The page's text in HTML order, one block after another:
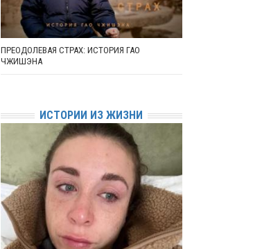
ПРЕОДОЛЕВАЯ СТРАХ: ИСТОРИЯ ГАО
ЧЖИШЭНА
ИСТОРИИ ИЗ ЖИЗНИ